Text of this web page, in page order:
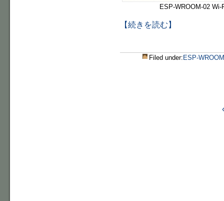
ESP-WROOM-02 Wi-
【続きを読む】
Filed under:ESP-